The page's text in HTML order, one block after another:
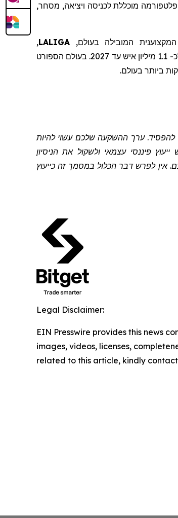
פלטפורמה מוכללת לכניסה ויציאה, מסחר,
המובילה בעולם, LALIGA
,
2027.
בעולם הספורט
ביותר בעולם.
להפסיד. ערך ההשקעה שלכם עשוי להיות
פיננסי עצמאי ולשקול את הניסיון
אין לפרש דבר הכלול במסמך זה כייעוץ
Legal Disclaimer:
EIN Presswire provides this news
images, videos, licenses,
related to this article, kindly